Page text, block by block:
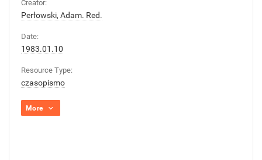
Creator:
Perłowski, Adam. Red.
Date:
1983.01.10
Resource Type:
czasopismo
More